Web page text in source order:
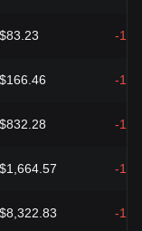
$83.23 -
$166.46 -
$832.28 -
$1,664.57 -
$8,322.83 -